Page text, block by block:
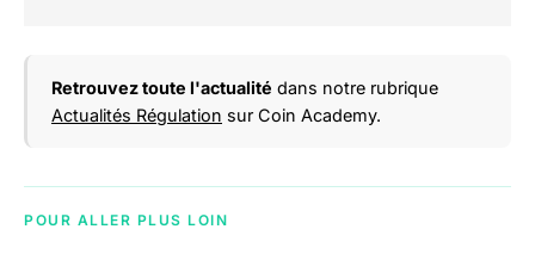
Retrouvez toute l'actualité dans notre rubrique
Actualités Régulation sur Coin Academy.
POUR ALLER PLUS LOIN